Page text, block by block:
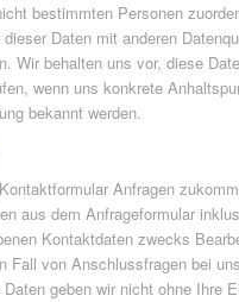
bestimmten Personen
Daten mit anderen
Wir behalten uns vor, diese
wenn uns konkrete
bekannt werden.
Anfragen
aus dem Anfrageformular
Kontaktdaten zwecks
Fall von Anschlussfragen bei uns
geben wir nicht ohne Ihre